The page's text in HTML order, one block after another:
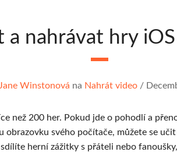
a nahrávat hry
Jane Winstonová na Nahrát video /
než 200 her. Pokud jde o pohodlí a
obrazovku svého počítače, můžete se učit
herní zážitky s přáteli nebo